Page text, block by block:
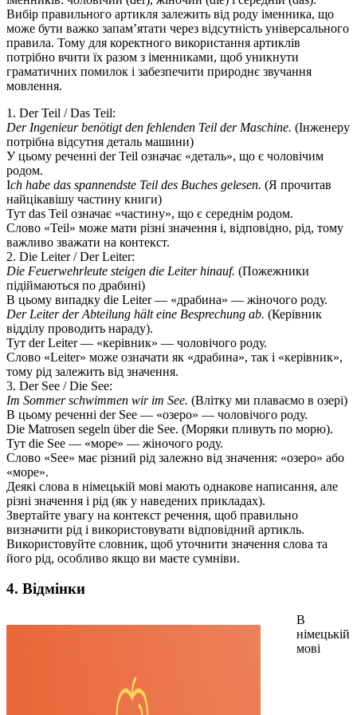
Вибір правильного артикля залежить від роду іменника, що
може бути важко запам’ятати через відсутність універсального
правила. Тому для коректного використання артиклів
потрібно вчити їх разом з іменниками, щоб уникнути
граматичних помилок і забезпечити природнє звучання
мовлення.
1. Der Teil / Das Teil:
Der Ingenieur benötigt den fehlenden Teil der Maschine. (Інженеру
потрібна відсутня деталь машини)
У цьому реченні der Teil означає «деталь», що є чоловічим
родом.
Ich habe das spannendste Teil des Buches gelesen. (Я прочитав
найцікавішу частину книги)
Тут das Teil означає «частину», що є середнім родом.
Слово «Teil» може мати різні значення і, відповідно, рід, тому
важливо зважати на контекст.
2. Die Leiter / Der Leiter:
Die Feuerwehrleute steigen die Leiter hinauf. (Пожежники
підіймаються по драбині)
В цьому випадку die Leiter — «драбина» — жіночого роду.
Der Leiter der Abteilung hält eine Besprechung ab. (Керівник
відділу проводить нараду).
Тут der Leiter — «керівник» — чоловічого роду.
Слово «Leiter» може означати як «драбина», так і «керівник»,
тому рід залежить від значення.
3. Der See / Die See:
Im Sommer schwimmen wir im See. (Влітку ми плаваємо в озері)
В цьому реченні der See — «озеро» — чоловічого роду.
Die Matrosen segeln über die See. (Моряки пливуть по морю).
Тут die See — «море» — жіночого роду.
Слово «See» має різний рід залежно від значення: «озеро» або
«море».
Деякі слова в німецькій мові мають однакове написання, але
різні значення і рід (як у наведених прикладах).
Звертайте увагу на контекст речення, щоб правильно
визначити рід і використовувати відповідний артикль.
Використовуйте словник, щоб уточнити значення слова та
його рід, особливо якщо ви маєте сумніви.
4. Відмінки
В
німецькій
мові